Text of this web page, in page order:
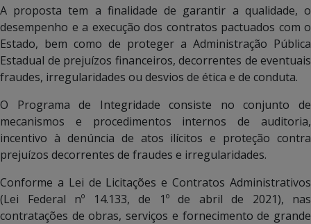
A proposta tem a finalidade de garantir a qualidade, o
desempenho e a execução dos contratos pactuados com o
Estado, bem como de proteger a Administração Pública
Estadual de prejuízos financeiros, decorrentes de eventuais
fraudes, irregularidades ou desvios de ética e de conduta.
O Programa de Integridade consiste no conjunto de
mecanismos e procedimentos internos de auditoria,
incentivo à denúncia de atos ilícitos e proteção contra
prejuízos decorrentes de fraudes e irregularidades.
Conforme a Lei de Licitações e Contratos Administrativos
(Lei Federal nº 14.133, de 1º de abril de 2021), nas
contratações de obras, serviços e fornecimento de grande